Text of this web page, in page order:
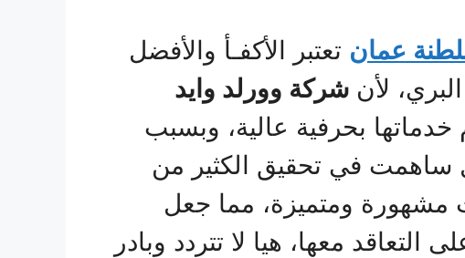
عمان تعتبر الأكفـأ والأفضل
لأن شركة وورلد وايد
خدماتها بحرفية عالية، وبسبب
ساهمت في تحقيق الكثير من
مشهورة ومتميزة، مما جعل
التعاقد معها، هيا لا تتردد وبادر